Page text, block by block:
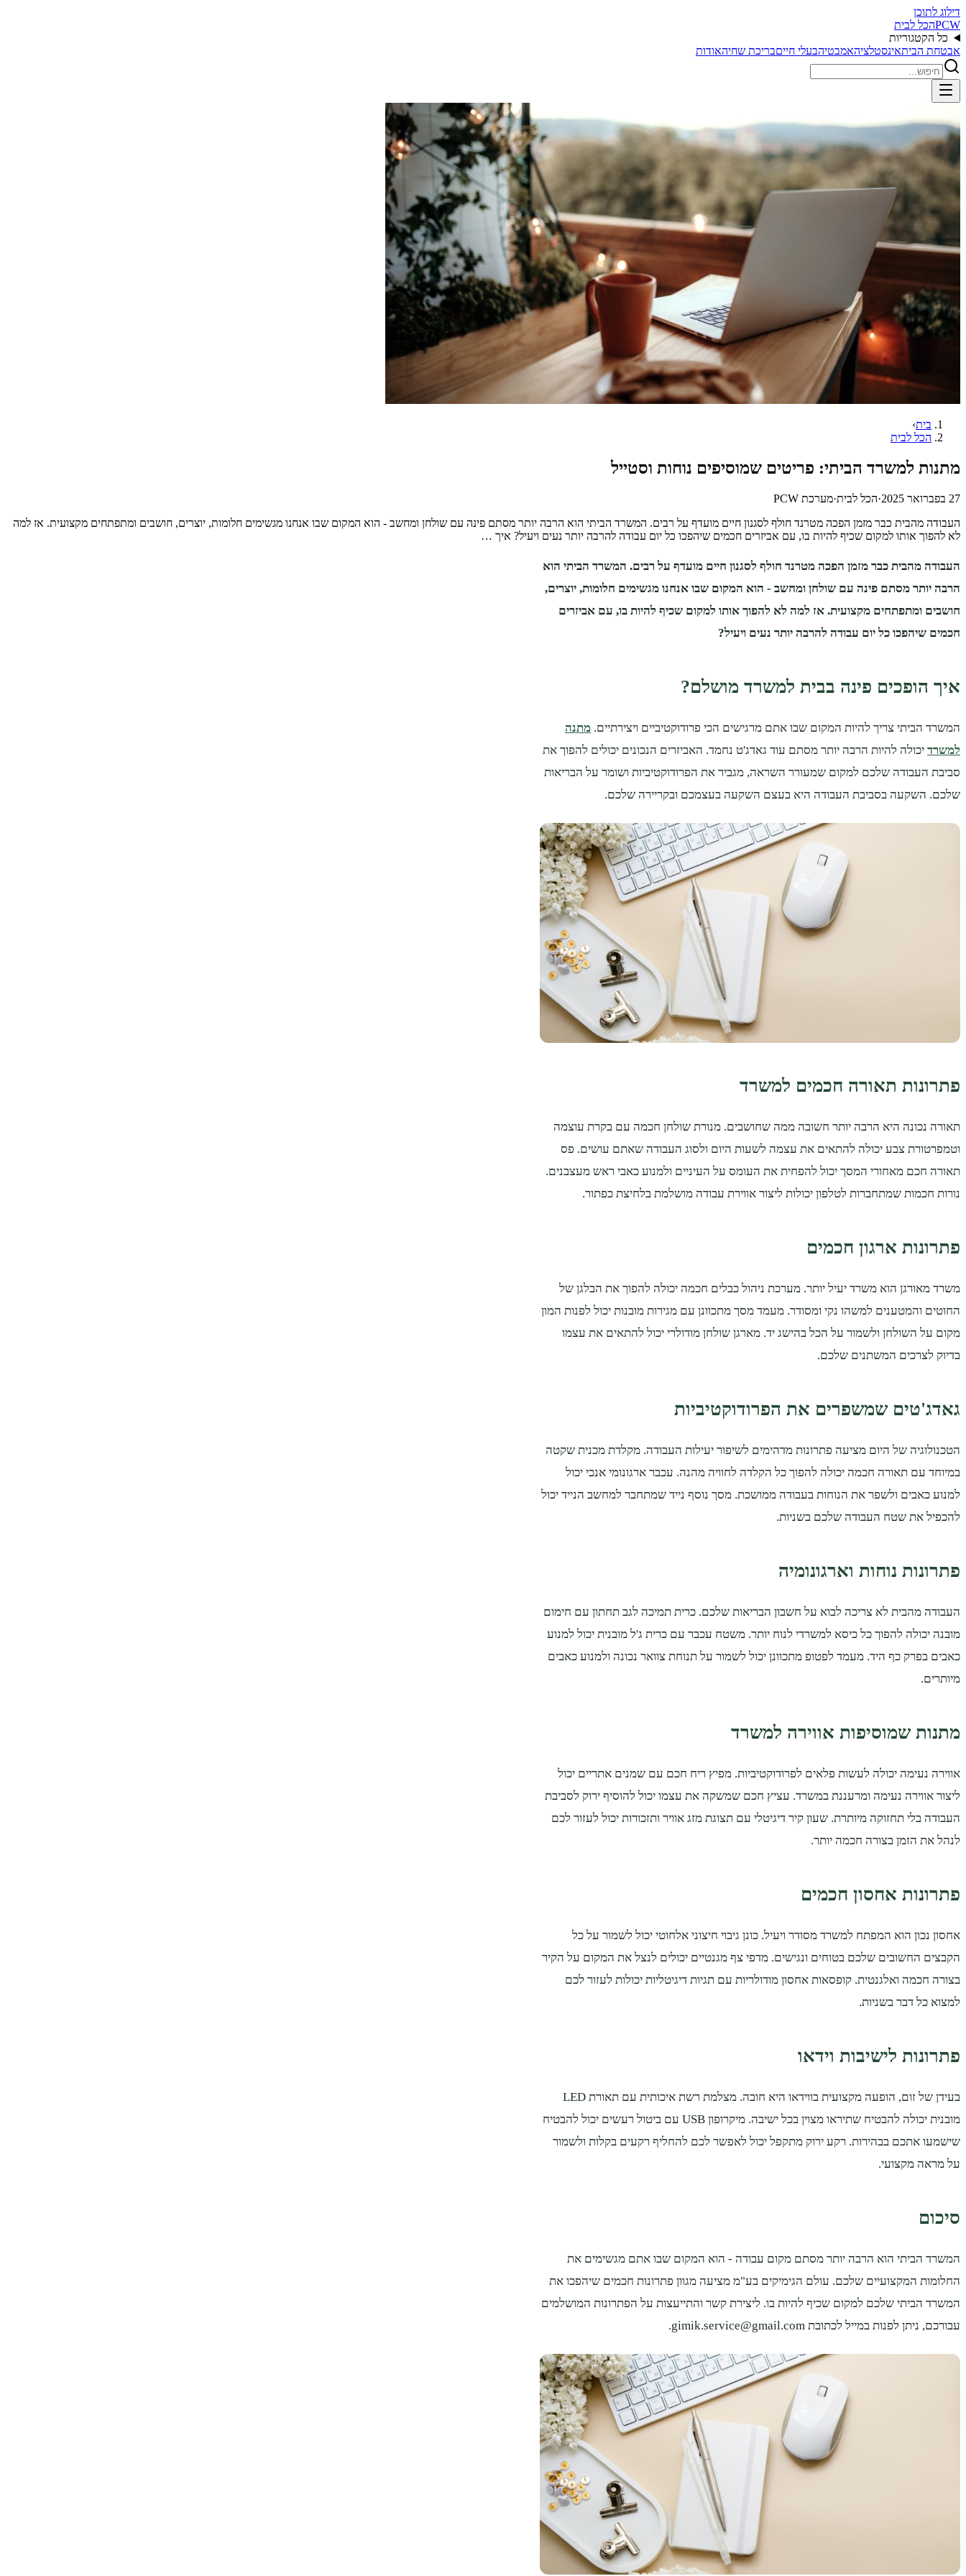
דילוג לתוכן
PCWהכל לבית
כל הקטגוריות
אבטחת הביתאינסטלציהאמבטיהבעלי חייםבריכת שחיהאודות
בית›
הכל לבית
מתנות למשרד הביתי: פריטים שמוסיפים נוחות וסטייל
27 בפברואר 2025 ·הכל לבית·מערכת PCW
העבודה מהבית כבר מזמן הפכה מטרנד חולף לסגנון חיים מועדף על רבים. המשרד הביתי הוא הרבה יותר מסתם פינה עם שולחן ומחשב - הוא המקום שבו אנחנו מגשימים חלומות, יוצרים, חושבים ומתפתחים מקצועית. אז למה
לא להפוך אותו למקום שכיף להיות בו, עם אביזרים חכמים שיהפכו כל יום עבודה להרבה יותר נעים ויעיל? איך …
העבודה מהבית כבר מזמן הפכה מטרנד חולף לסגנון חיים מועדף על רבים. המשרד הביתי הוא
הרבה יותר מסתם פינה עם שולחן ומחשב - הוא המקום שבו אנחנו מגשימים חלומות, יוצרים,
חושבים ומתפתחים מקצועית. אז למה לא להפוך אותו למקום שכיף להיות בו, עם אביזרים
חכמים שיהפכו כל יום עבודה להרבה יותר נעים ויעיל?
איך הופכים פינה בבית למשרד מושלם?
המשרד הביתי צריך להיות המקום שבו אתם מרגישים הכי פרודוקטיביים ויצירתיים. מתנה
למשרד יכולה להיות הרבה יותר מסתם עוד גאדג'ט נחמד. האביזרים הנכונים יכולים להפוך את
סביבת העבודה שלכם למקום שמעורר השראה, מגביר את הפרודוקטיביות ושומר על הבריאות
שלכם. השקעה בסביבת העבודה היא בעצם השקעה בעצמכם ובקריירה שלכם.
פתרונות תאורה חכמים למשרד
תאורה נכונה היא הרבה יותר חשובה ממה שחושבים. מנורת שולחן חכמה עם בקרת עוצמה
וטמפרטורת צבע יכולה להתאים את עצמה לשעות היום ולסוג העבודה שאתם עושים. פס
תאורה חכם מאחורי המסך יכול להפחית את העומס על העיניים ולמנוע כאבי ראש מעצבנים.
נורות חכמות שמתחברות לטלפון יכולות ליצור אווירת עבודה מושלמת בלחיצת כפתור.
פתרונות ארגון חכמים
משרד מאורגן הוא משרד יעיל יותר. מערכת ניהול כבלים חכמה יכולה להפוך את הבלגן של
החוטים והמטענים למשהו נקי ומסודר. מעמד מסך מתכוונן עם מגירות מובנות יכול לפנות המון
מקום על השולחן ולשמור על הכל בהישג יד. מארגן שולחן מודולרי יכול להתאים את עצמו
בדיוק לצרכים המשתנים שלכם.
גאדג'טים שמשפרים את הפרודוקטיביות
הטכנולוגיה של היום מציעה פתרונות מדהימים לשיפור יעילות העבודה. מקלדת מכנית שקטה
במיוחד עם תאורה חכמה יכולה להפוך כל הקלדה לחוויה מהנה. עכבר ארגונומי אנכי יכול
למנוע כאבים ולשפר את הנוחות בעבודה ממושכת. מסך נוסף נייד שמתחבר למחשב הנייד יכול
להכפיל את שטח העבודה שלכם בשניות.
פתרונות נוחות וארגונומיה
העבודה מהבית לא צריכה לבוא על חשבון הבריאות שלכם. כרית תמיכה לגב תחתון עם חימום
מובנה יכולה להפוך כל כיסא למשרדי לנוח יותר. משטח עכבר עם כרית ג'ל מובנית יכול למנוע
כאבים בפרק כף היד. מעמד לפטופ מתכוונן יכול לשמור על תנוחת צוואר נכונה ולמנוע כאבים
מיותרים.
מתנות שמוסיפות אווירה למשרד
אווירה נעימה יכולה לעשות פלאים לפרודוקטיביות. מפיץ ריח חכם עם שמנים אתריים יכול
ליצור אווירה נעימה ומרעננת במשרד. עציץ חכם שמשקה את עצמו יכול להוסיף ירוק לסביבת
העבודה בלי תחזוקה מיותרת. שעון קיר דיגיטלי עם תצוגת מזג אוויר ותזכורות יכול לעזור לכם
לנהל את הזמן בצורה חכמה יותר.
פתרונות אחסון חכמים
אחסון נכון הוא המפתח למשרד מסודר ויעיל. כונן גיבוי חיצוני אלחוטי יכול לשמור על כל
הקבצים החשובים שלכם בטוחים ונגישים. מדפי צף מגנטיים יכולים לנצל את המקום על הקיר
בצורה חכמה ואלגנטית. קופסאות אחסון מודולריות עם תגיות דיגיטליות יכולות לעזור לכם
למצוא כל דבר בשניות.
פתרונות לישיבות וידאו
בעידן של זום, הופעה מקצועית בווידאו היא חובה. מצלמת רשת איכותית עם תאורת LED
מובנית יכולה להבטיח שתיראו מצוין בכל ישיבה. מיקרופון USB עם ביטול רעשים יכול להבטיח
שישמעו אתכם בבהירות. רקע ירוק מתקפל יכול לאפשר לכם להחליף רקעים בקלות ולשמור
על מראה מקצועי.
סיכום
המשרד הביתי הוא הרבה יותר מסתם מקום עבודה - הוא המקום שבו אתם מגשימים את
החלומות המקצועיים שלכם. עולם הגימיקים בע"מ מציעה מגוון פתרונות חכמים שיהפכו את
המשרד הביתי שלכם למקום שכיף להיות בו. ליצירת קשר והתייעצות על הפתרונות המושלמים
עבורכם, ניתן לפנות במייל לכתובת gimik.service@gmail.com.